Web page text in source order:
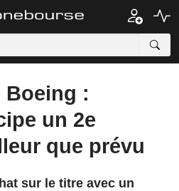
Boeing :
un 2e
que prévu
sur le titre avec un